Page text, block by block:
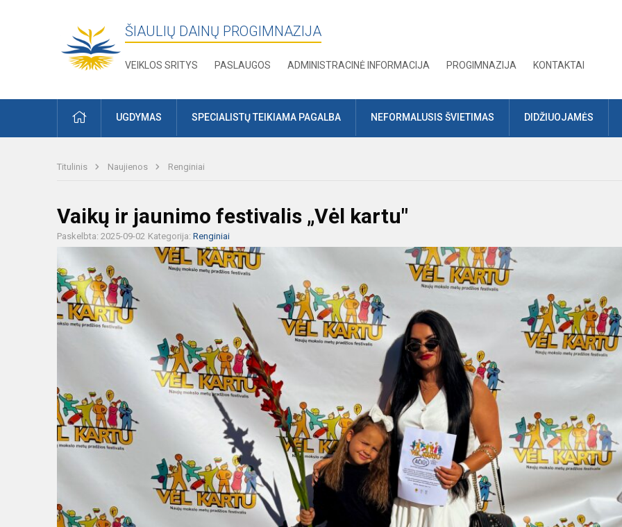
ŠIAULIŲ DAINŲ PROGIMNAZIJA
VEIKLOS SRITYS PASLAUGOS ADMINISTRACINĖ INFORMACIJA PROGIMNAZIJA KONTAKTAI
PRADŽIAUGDYMAS SPECIALISTŲ TEIKIAMA PAGALBA NEFORMALUSIS ŠVIETIMAS DIDŽIUOJAMĖS
Titulinis Naujienos Renginiai
Vaikų ir jaunimo festivalis „Vėl kartu"
Paskelbta: 2025-09-02 Kategorija: Renginiai